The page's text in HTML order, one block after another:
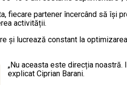
fiecare partener încercând să își
activității.
și lucrează constant la
„Nu aceasta este direcția
explicat Ciprian Barani.